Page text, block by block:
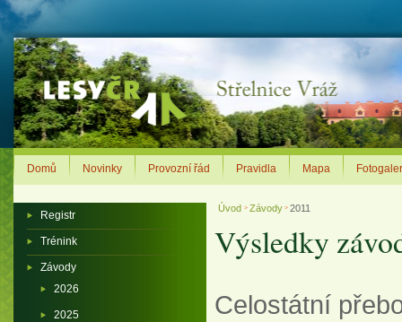
Úvod > Závody > 2011
Výsledky
Celostátní
Registr
Trénink
Závody
2026
2025
Domů Novinky Provozní řád Pravidla Mapa